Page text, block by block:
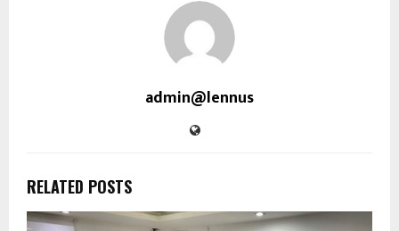
admin@lennus
RELATED POSTS